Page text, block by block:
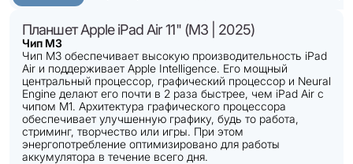
Планшет Apple iPad Air 11" (M3 | 2025)
Чип M3
Чип M3 обеспечивает высокую производительность iPad
Air и поддерживает Apple Intelligence. Его мощный
центральный процессор, графический процессор и Neural
Engine делают его почти в 2 раза быстрее, чем iPad Air с
чипом M1. Архитектура графического процессора
обеспечивает улучшенную графику, будь то работа,
стриминг, творчество или игры. При этом
энергопотребление оптимизировано для работы
аккумулятора в течение всего дня.